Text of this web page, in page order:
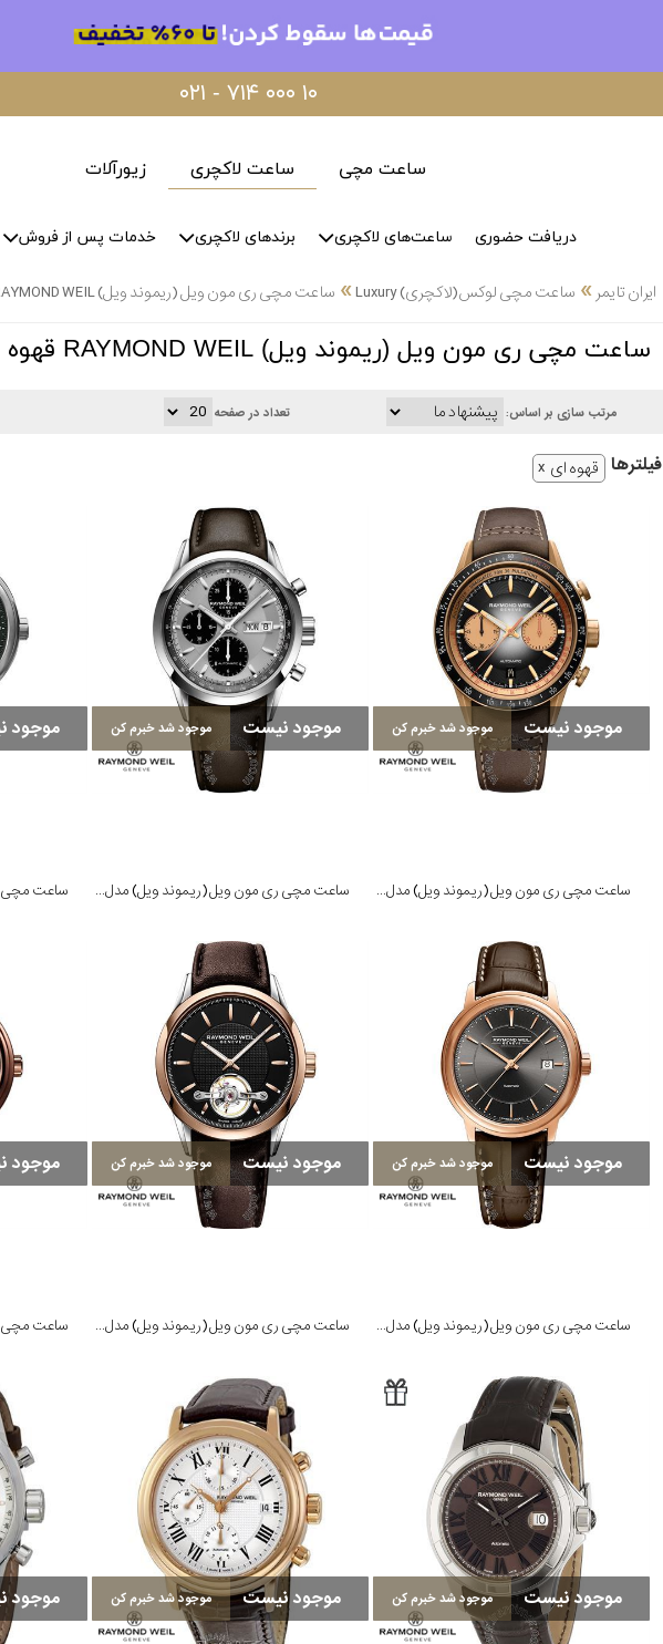
۰۲۱ - ۷۱۴ ۰۰۰ ۱۰
ساعت مچی ساعت لاکچری زیورآلات
دریافت حضوری ساعت‌های لاکچری برندهای لاکچری خدمات پس از فروش
ایران تایمر » ساعت مچی لوکس(لاکچری) Luxury » ساعت مچی ری مون ویل (ریموند ویل) RAYMOND WEIL قهوه ای لاکچری Luxury(لوکس)
ساعت مچی ری مون ویل (ریموند ویل) RAYMOND WEIL قهوه ای لاکچری Luxury(لوکس)
مرتب سازی بر اساس: تعداد در صفحه
فیلتر‌ها قهوه ای
موجود نیست موجود شد خبرم کن
ساعت مچی ری مون ویل (ریموند ویل) مدل 7780-B1-20422
موجود نیست موجود شد خبرم کن
ساعت مچی ری مون ویل (ریموند ویل) مدل 7732-STC-65201
موجود
موجود نیست موجود شد خبرم کن
ساعت مچی ری مون ویل (ریموند ویل) مدل 2237-PC5-60011
موجود نیست موجود شد خبرم کن
ساعت مچی ری مون ویل (ریموند ویل) مدل 2780-SC5-20001
موجود
موجود نیست موجود شد خبرم کن موجود نیست موجود شد خبرم کن موجود